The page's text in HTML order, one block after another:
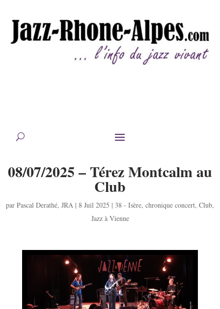
08/07/2025 – Térez Montcalm au
Club
par Pascal Derathé, JRA | 8 Juil 2025 | 38 - Isère, chronique concert, Club,
Jazz à Vienne